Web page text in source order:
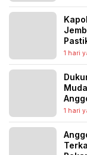
1 hari
1 hari